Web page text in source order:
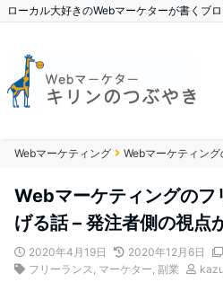
ローカル大好きのWebマーケターが書くブ
Webマーケティング
Webマーケティングのフ
げる話 – 発注者側の視点
2020年4月19日 2020年12月6日
フリーランス, マーケター, 副業